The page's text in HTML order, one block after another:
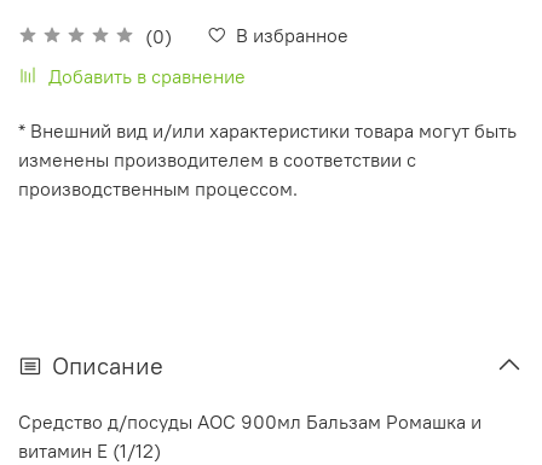
(0)
В избранное
Добавить в сравнение
* Внешний вид и/или характеристики товара могут быть
изменены производителем в соответствии с
производственным процессом.
Описание
Средство д/посуды АОС 900мл Бальзам Ромашка и
витамин Е (1/12)